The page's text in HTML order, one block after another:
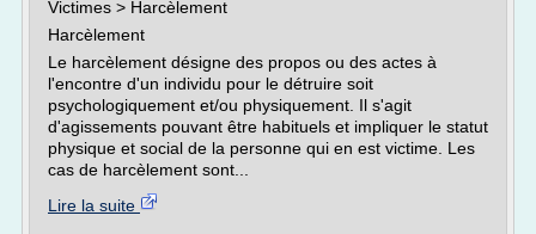
Victimes > Harcèlement
Harcèlement
Le harcèlement désigne des propos ou des actes à
l'encontre d'un individu pour le détruire soit
psychologiquement et/ou physiquement. Il s'agit
d'agissements pouvant être habituels et impliquer le statut
physique et social de la personne qui en est victime. Les
cas de harcèlement sont...
Lire la suite